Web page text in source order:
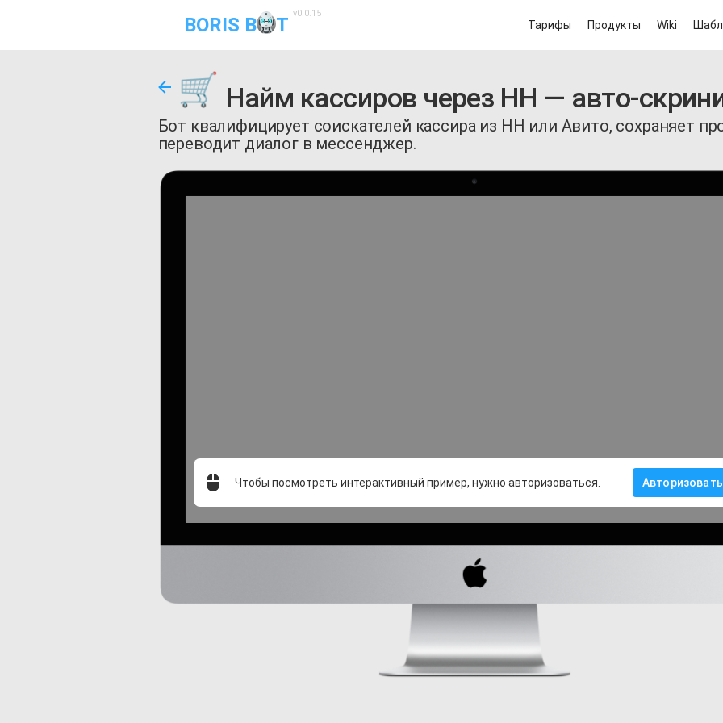
BORIS B T
v0.0.15
Тарифы Продукты Wiki
Найм кассиров через HH — авто-
Бот квалифицирует соискателей кассира из HH или Авито, сохраняет
переводит диалог в мессенджер.
Чтобы посмотреть интерактивный пример, нужно авторизоваться.